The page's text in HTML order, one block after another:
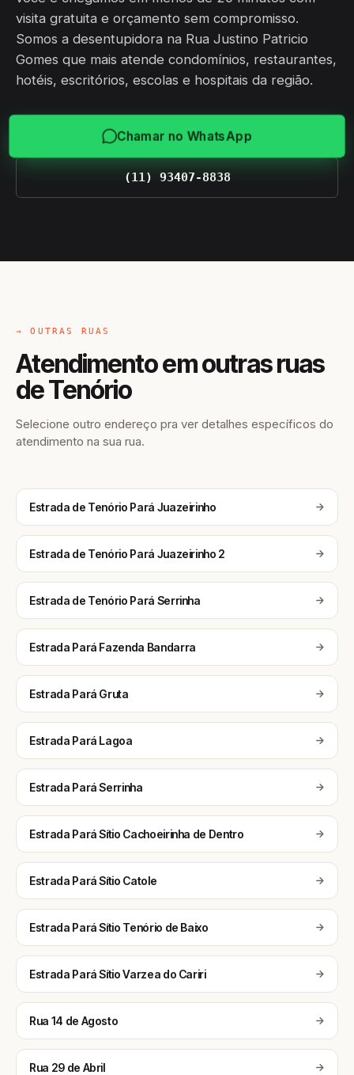
visita gratuita e orçamento sem compromisso.
Somos a desentupidora na Rua Justino Patricio
Gomes que mais atende condomínios, restaurantes,
hotéis, escritórios, escolas e hospitais da região.
Chamar no WhatsApp
(11) 93407-8838
→ OUTRAS RUAS
Atendimento em outras ruas
de Tenório
Selecione outro endereço pra ver detalhes específicos do
atendimento na sua rua.
Estrada de Tenório Pará Juazeirinho
Estrada de Tenório Pará Juazeirinho 2
Estrada de Tenório Pará Serrinha
Estrada Pará Fazenda Bandarra
Estrada Pará Gruta
Estrada Pará Lagoa
Estrada Pará Serrinha
Estrada Pará Sítio Cachoeirinha de Dentro
Estrada Pará Sítio Catole
Estrada Pará Sítio Tenório de Baixo
Estrada Pará Sítio Varzea do Cariri
Rua 14 de Agosto
Rua 29 de Abril